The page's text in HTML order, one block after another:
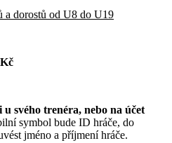
a dorostů od U8 do U19
svého trenéra, nebo na účet
symbol bude ID hráče, do
jméno a příjmení hráče.